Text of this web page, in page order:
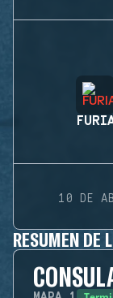
10 DE
RESUMEN DE